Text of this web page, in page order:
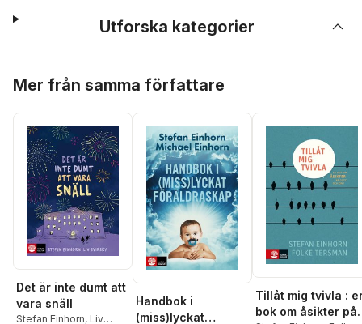
Utforska kategorier
Mer från samma författare
Det är inte dumt att
vara snäll
Stefan Einhorn, Liv
Handbok i
(miss)lyckat
Tillåt mig tvivla :
bok om åsikter på